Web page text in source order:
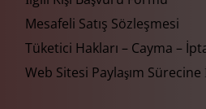
Mesafeli Satış Sözleşmesi
Tüketici Hakları – Cayma –
Web Sitesi Paylaşım Sürecine